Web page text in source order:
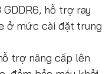
GDDR6, hỗ trợ ray
ở mức cài đặt trung
trợ nâng cấp lên